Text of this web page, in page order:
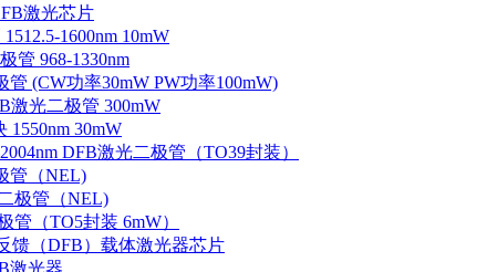
激光芯片
1600nm 10mW
管 968-1330nm
管 (CW功率30mW PW功率100mW)
激光二极管 300mW
1550nm 30mW
DFB激光二极管（TO39封装）
管（NEL)
极管（NEL)
管（TO5封装 6mW）
馈（DFB）载体激光器芯片
激光器